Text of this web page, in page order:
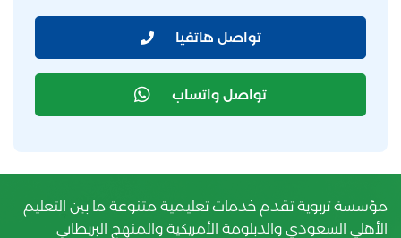
تواصل هاتفيا
تواصل واتساب
مؤسسة تربوية تقدم خدمات تعليمية متنوعة ما بين التعليم
الأهلي السعودي والدبلومة الأمريكية والمنهج البريطاني